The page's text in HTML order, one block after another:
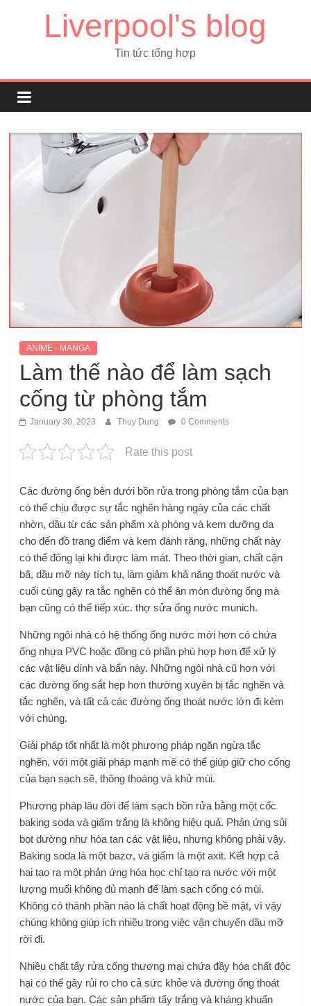
Liverpool's blog
Tin tức tổng hợp
ANIME - MANGA
Làm thế nào để làm sạch
cống từ phòng tắm
January 30, 2023 Thuy Dung 0 Comments
Rate this post
Các đường ống bên dưới bồn rửa trong phòng tắm của bạn
có thể chịu được sự tắc nghẽn hàng ngày của các chất
nhờn, dầu từ các sản phẩm xà phòng và kem dưỡng da
cho đến đồ trang điểm và kem đánh răng, những chất này
có thể đông lại khi được làm mát. Theo thời gian, chất cặn
bã, dầu mỡ này tích tụ, làm giảm khả năng thoát nước và
cuối cùng gây ra tắc nghẽn có thể ăn mòn đường ống mà
bạn cũng có thể tiếp xúc.thợ sửa ống nước munich.
Những ngôi nhà có hệ thống ống nước mới hơn có chứa
ống nhựa PVC hoặc đồng có phần phù hợp hơn để xử lý
các vật liệu dính và bẩn này. Những ngôi nhà cũ hơn với
các đường ống sắt hẹp hơn thường xuyên bị tắc nghẽn và
tắc nghẽn, và tất cả các đường ống thoát nước lớn đi kèm
với chúng.
Giải pháp tốt nhất là một phương pháp ngăn ngừa tắc
nghẽn, với một giải pháp mạnh mẽ có thể giúp giữ cho cống
của bạn sạch sẽ, thông thoáng và khử mùi.
Phương pháp lâu đời để làm sạch bồn rửa bằng một cốc
baking soda và giấm trắng là không hiệu quả. Phản ứng sủi
bọt dường như hòa tan các vật liệu, nhưng không phải vậy.
Baking soda là một bazơ, và giấm là một axit. Kết hợp cả
hai tạo ra một phản ứng hóa học chỉ tạo ra nước với một
lượng muối không đủ mạnh để làm sạch cống có mùi.
Không có thành phần nào là chất hoạt động bề mặt, vì vậy
chúng không giúp ích nhiều trong việc vận chuyển dầu mỡ
rời đi.
Nhiều chất tẩy rửa cống thương mại chứa đầy hóa chất độc
hại có thể gây rủi ro cho cả sức khỏe và đường ống thoát
nước của bạn. Các sản phẩm tẩy trắng và kháng khuẩn